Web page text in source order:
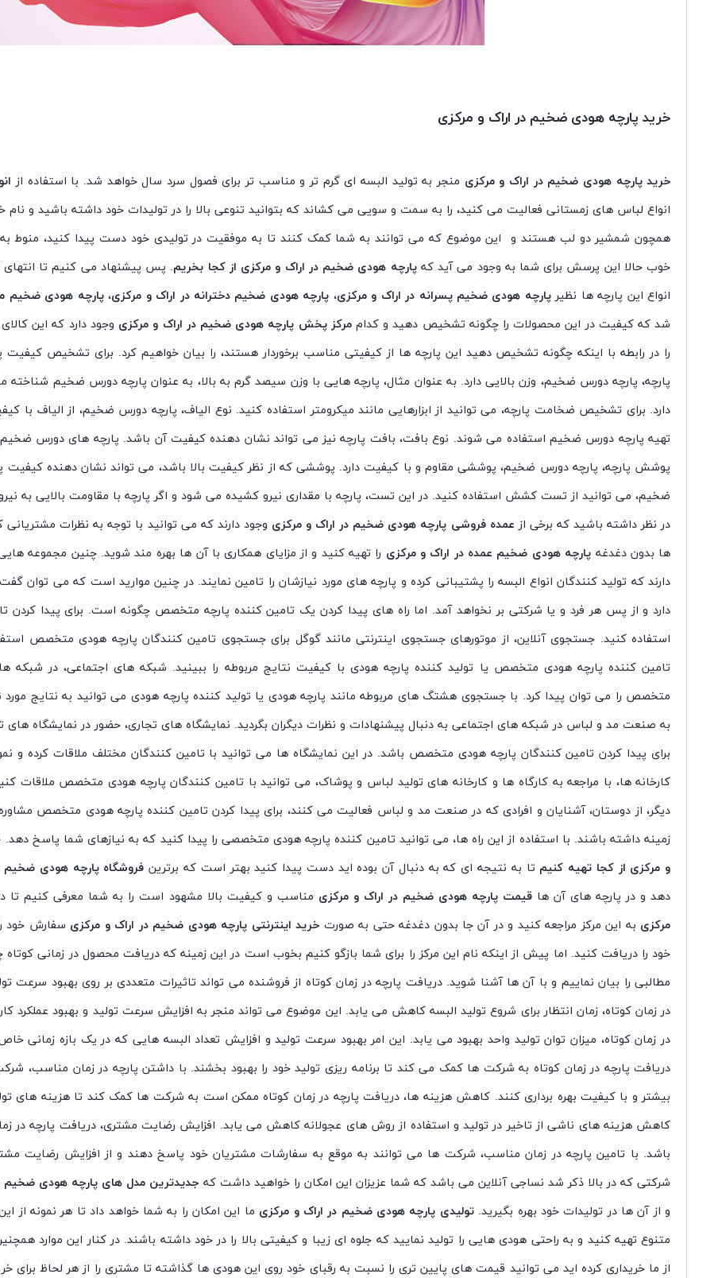
خرید پارچه هودی ضخیم در اراک و مرکزی
خرید پارچه هودی ضخیم در اراک و مرکزی منجر به تولید البسه ای گرم تر و مناسب تر برای فصول سرد سال خواهد شد. با استفاده از
انواع لباس های زمستانی فعالیت می کنید، را به سمت و سویی می کشاند که بتوانید تنوعی بالا را در تولیدات خود داشته باشید و نام
همچون شمشیر دو لب هستند و این موضوع که می توانند به شما کمک کنند تا به موفقیت در تولیدی خود دست پیدا کنید، منوط
خوب حالا این پرسش برای شما به وجود می آید کهپارچه هودی ضخیم در اراک و مرکزی از کجا بخریم. پس پیشنهاد می کنیم تا انتهای
انواع این پارچه ها نظیر پارچه هودی ضخیم پسرانه در اراک و مرکزی، پارچه هودی ضخیم دخترانه در اراک و مرکزی،پارچه هودی ضخیم
شد که کیفیت در این محصولات را چگونه تشخیص دهید و کداممرکز پخش پارچه هودی ضخیم در اراک و مرکزی وجود دارد که این
را در رابطه با اینکه چگونه تشخیص دهید این پارچه ها از کیفیتی مناسب برخوردار هستند، را بیان خواهیم کرد. برای تشخیص
پارچه، پارچه دورس ضخیم، وزن بالایی دارد. به عنوان مثال، پارچه هایی با وزن سیصد گرم به بالا، به عنوان پارچه دورس ضخیم
دارد. برای تشخیص ضخامت پارچه، می توانید از ابزارهایی مانند میکرومتر استفاده کنید. نوع الیاف، پارچه دورس ضخیم، از الیاف با
تهیه پارچه دورس ضخیم استفاده می شوند. نوع بافت، بافت پارچه نیز می تواند نشان دهنده کیفیت آن باشد. پارچه های دورس ضخیم،
پوشش پارچه، پارچه دورس ضخیم، پوششی مقاوم و با کیفیت دارد. پوششی که از نظر کیفیت بالا باشد، می تواند نشان دهنده
ضخیم، می توانید از تست کشش استفاده کنید. در این تست، پارچه با مقداری نیرو کشیده می شود و اگر پارچه با مقاومت بالایی به
در نظر داشته باشید که برخی از عمده فروشی پارچه هودی ضخیم در اراک و مرکزی وجود دارند که می توانید با توجه به نظرات
ها بدون دغدغه پارچه هودی ضخیم عمده در اراک و مرکزی را تهیه کنید و از مزایای همکاری با آن ها بهره مند شوید. چنین مجموعه
دارند که تولید کنندگان انواع البسه را پشتیبانی کرده و پارچه های مورد نیازشان را تامین نمایند. در چنین موارید است که می توان گفت
دارد و از پس هر فرد و یا شرکتی بر نخواهد آمد. اما راه های پیدا کردن یک تامین کننده پارچه متخصص چگونه است. برای پیدا کردن
استفاده کنید. جستجوی آنلاین، از موتورهای جستجوی اینترنتی مانند گوگل برای جستجوی تامین کنندگان پارچه هودی متخصص
تامین کننده پارچه هودی متخصص یا تولید کننده پارچه هودی با کیفیت نتایج مربوطه را ببینید. شبکه های اجتماعی، در شبکه
متخصص را می توان پیدا کرد. با جستجوی هشتگ های مربوطه مانند پارچه هودی یا تولید کننده پارچه هودی می توانید به نتایج
به صنعت مد و لباس در شبکه های اجتماعی به دنبال پیشنهادات و نظرات دیگران بگردید. نمایشگاه های تجاری، حضور در نمایشگاه
برای پیدا کردن تامین کنندگان پارچه هودی متخصص باشد. در این نمایشگاه ها می توانید با تامین کنندگان مختلف ملاقات کرده و
کارخانه ها، با مراجعه به کارگاه ها و کارخانه های تولید لباس و پوشاک، می توانید با تامین کنندگان پارچه هودی متخصص ملاقات
دیگر، از دوستان، آشنایان و افرادی که در صنعت مد و لباس فعالیت می کنند، برای پیدا کردن تامین کننده پارچه هودی متخصص
زمینه داشته باشند. با استفاده از این راه ها، می توانید تامین کننده پارچه هودی متخصصی را پیدا کنید که به نیازهای شما پاسخ
و مرکزی از کجا تهیه کنیم تا به نتیجه ای که به دنبال آن بوده اید دست پیدا کنید بهتر است که برترین فروشگاه پارچه هودی ضخیم
دهد و در پارچه های آن هاقیمت پارچه هودی ضخیم در اراک و مرکزی مناسب و کیفیت بالا مشهود است را به شما معرفی کنیم تا
مرکزی به این مرکز مراجعه کنید و در آن جا بدون دغدغه حتی به صورت خرید اینترنتی پارچه هودی ضخیم در اراک و مرکزی سفارش خود
خود را دریافت کنید. اما پیش از اینکه نام این مرکز را برای شما بازگو کنیم بخوب است در این زمینه که دریافت محصول در زمانی
مطالبی را بیان نماییم و با آن ها آشنا شوید. دریافت پارچه در زمان کوتاه از فروشنده می تواند تاثیرات متعددی بر روی بهبود سرعت
در زمان کوتاه، زمان انتظار برای شروع تولید البسه کاهش می یابد. این موضوع می تواند منجر به افزایش سرعت تولید و بهبود عملکرد
در زمان کوتاه، میزان توان تولید واحد بهبود می یابد. این امر بهبود سرعت تولید و افزایش تعداد البسه هایی که در یک بازه زمانی
دریافت پارچه در زمان کوتاه به شرکت ها کمک می کند تا برنامه ریزی تولید خود را بهبود بخشند. با داشتن پارچه در زمان مناسب،
بیشتر و با کیفیت بهره برداری کنند. کاهش هزینه ها، دریافت پارچه در زمان کوتاه ممکن است به شرکت ها کمک کند تا هزینه های
کاهش هزینه های ناشی از تاخیر در تولید و استفاده از روش های عجولانه کاهش می یابد. افزایش رضایت مشتری، دریافت پارچه در
باشد. با تامین پارچه در زمان مناسب، شرکت ها می توانند به موقع به سفارشات مشتریان خود پاسخ دهند و از افزایش رضایت
شرکتی که در بالا ذکر شد نساجی آنلاین می باشد که شما عزیزان این امکان را خواهید داشت که جدیدترین مدل های پارچه هودی ضخیم
و از آن ها در تولیدات خود بهره بگیرید. تولیدی پارچه هودی ضخیم در اراک و مرکزی ما این امکان را به شما خواهد داد تا هر نمونه از
متنوع تهیه کنید و به راحتی هودی هایی را تولید نمایید که جلوه ای زیبا و کیفیتی بالا را در خود داشته باشند. در کنار این موارد
از ما خریداری کرده اید می توانید قیمت های پایین تری را نسبت به رقبای خود روی این هودی ها گذاشته تا مشتری را از هر لحاظ برای